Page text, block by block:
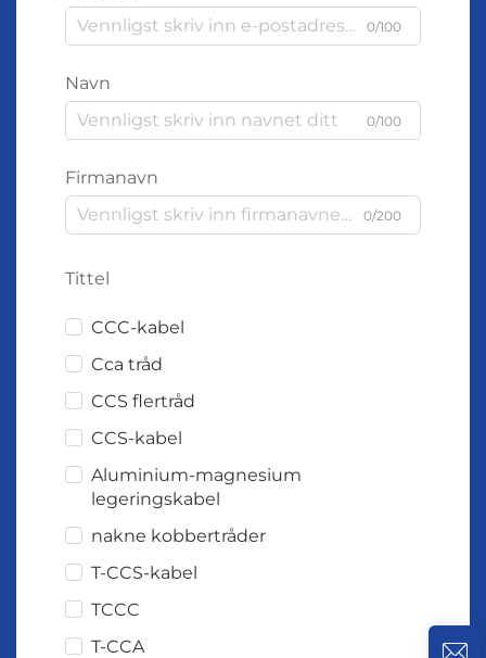
0/100
Navn
0/100
Firmanavn
0/200
Tittel
CCC-kabel
Cca tråd
CCS flertråd
CCS-kabel
Aluminium-magnesium
legeringskabel
nakne kobbertråder
T-CCS-kabel
TCCC
T-CCA